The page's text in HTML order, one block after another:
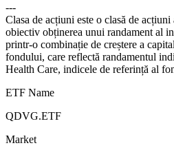
---
Clasa de acțiuni este o clasă de
obiectiv obținerea unui randament al
printr-o combinație de creștere a
fondului, care reflectă randamentul
Health Care, indicele de referință al
ETF Name
QDVG.ETF
Market